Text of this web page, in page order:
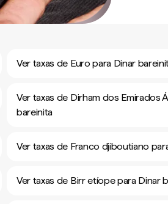
Ver taxas de Euro para Dinar
Ver taxas de Dirham dos Emirados
bareinita
Ver taxas de Franco djiboutiano
Ver taxas de Birr etíope para Dinar